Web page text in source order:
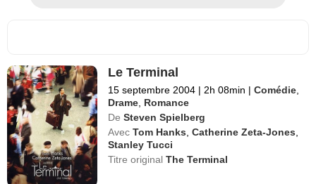
Le Terminal
15 septembre 2004 | 2h 08min | Comédie
Drame Romance
De Steven Spielberg
Avec Tom Hanks ,Catherine Zeta-Jones
Stanley Tucci
Titre originalThe Terminal